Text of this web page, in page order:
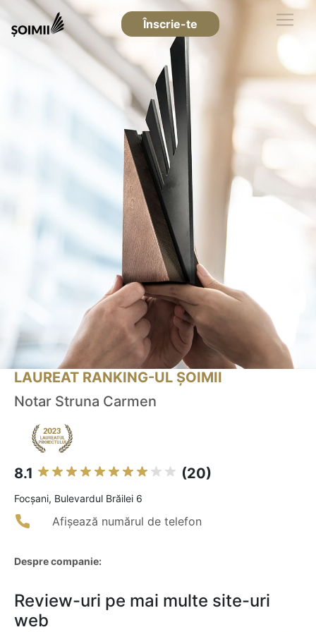
Înscrie-te
LAUREAT RANKING-UL ȘOIMII
Notar Struna Carmen
8.1 (20)
Focşani, Bulevardul Brăilei 6
Afișează numărul de telefon
Despre companie:
Review-uri pe mai multe site-uri
web